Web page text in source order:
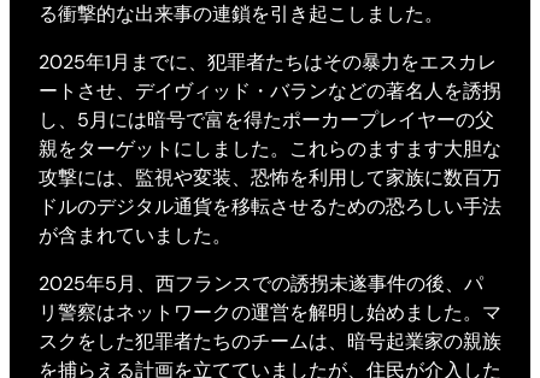
る衝撃的な出来事の連鎖を引き起こしました。
2025年1月までに、犯罪者たちはその暴力をエスカレ
ートさせ、デイヴィッド・バランなどの著名人を誘拐
し、5月には暗号で富を得たポーカープレイヤーの父
親をターゲットにしました。これらのますます大胆な
攻撃には、監視や変装、恐怖を利用して家族に数百万
ドルのデジタル通貨を移転させるための恐ろしい手法
が含まれていました。
2025年5月、西フランスでの誘拐未遂事件の後、パ
リ警察はネットワークの運営を解明し始めました。マ
スクをした犯罪者たちのチームは、暗号起業家の親族
を捕らえる計画を立てていましたが、住民が介入した